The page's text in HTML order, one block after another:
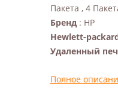
Пакета , 4
Бренд : HP
Hewlett-
Удаленный
Полное